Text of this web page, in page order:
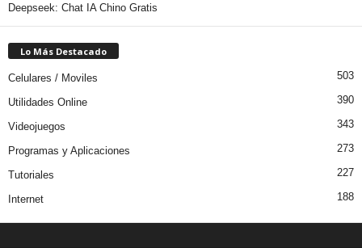
Deepseek: Chat IA Chino Gratis
Lo Más Destacado
Celulares / Moviles 503
Utilidades Online 390
Videojuegos 343
Programas y Aplicaciones 273
Tutoriales 227
Internet 188